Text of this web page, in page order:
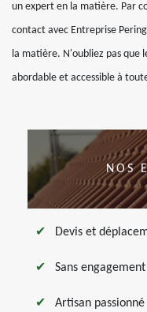
un expert en la matière. Par
contact avec Entreprise
la matière. N'oubliez pas que
abordable et accessible à
NOS
Devis et
Sans engagement
Artisan passionné